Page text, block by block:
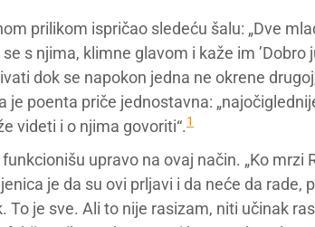
prilikom ispričao sledeću šalu: „Dve
s njima, klimne glavom i kaže im ’Dobro
dok se napokon jedna ne okrene
je poenta priče jednostavna:
videti i o njima govoriti“.1
upravo na ovaj način. „Ko mrzi
je da su ovi prljavi i da neće da rade,
To je sve. Ali to nije rasizam, niti učinak